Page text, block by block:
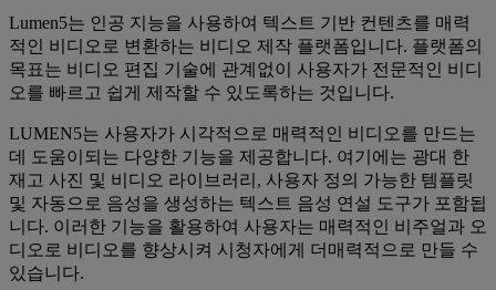
Lumen5는 인공 지능을 사용하여 텍스트 기반 컨텐츠를 매력
적인 비디오로 변환하는 비디오 제작 플랫폼입니다. 플랫폼의
목표는 비디오 편집 기술에 관계없이 사용자가 전문적인 비디
오를 빠르고 쉽게 제작할 수 있도록하는 것입니다.
LUMEN5는 사용자가 시각적으로 매력적인 비디오를 만드는
데 도움이되는 다양한 기능을 제공합니다. 여기에는 광대 한
재고 사진 및 비디오 라이브러리, 사용자 정의 가능한 템플릿
및 자동으로 음성을 생성하는 텍스트 음성 연설 도구가 포함됩
니다. 이러한 기능을 활용하여 사용자는 매력적인 비주얼과 오
디오로 비디오를 향상시켜 시청자에게 더매력적으로 만들 수
있습니다.